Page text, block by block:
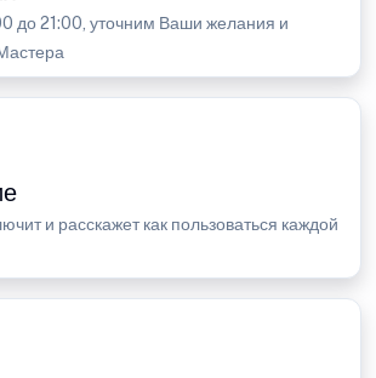
до 21:00, уточним Ваши желания и
и расскажет как пользоваться каждой